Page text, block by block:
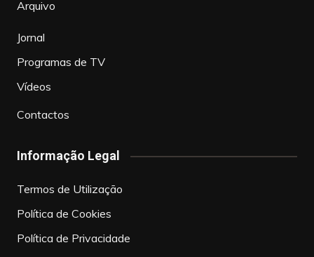
Arquivo
Jornal
Programas de TV
Vídeos
Contactos
Informação Legal
Termos de Utilização
Política de Cookies
Política de Privacidade